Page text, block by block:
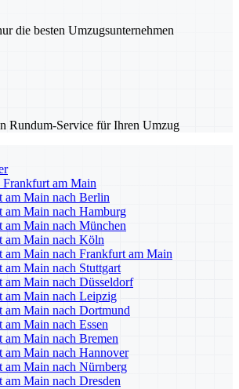
die besten Umzugsunternehmen
Rundum-Service für Ihren Umzug
Frankfurt am Main
Main nach Berlin
Main nach Hamburg
Main nach München
am Main nach Köln
Main nach Frankfurt am Main
Main nach Stuttgart
Main nach Düsseldorf
am Main nach Leipzig
Main nach Dortmund
Main nach Essen
Main nach Bremen
Main nach Hannover
Main nach Nürnberg
Main nach Dresden